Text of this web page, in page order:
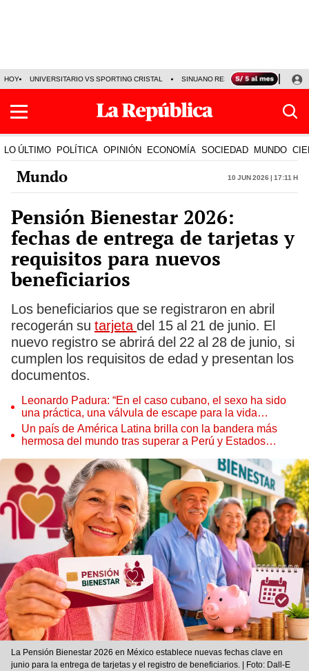
HOY UNIVERSITARIO VS SPORTING CRISTAL SINUANO RESULTADOS HOY
LO ÚLTIMO POLÍTICA OPINIÓN ECONOMÍA SOCIEDAD MUNDO
Mundo 10 Jun 2026 | 17:11 h
Pensión Bienestar 2026:
fechas de entrega de tarjetas y
requisitos para nuevos
beneficiarios
Los beneficiarios que se registraron en abril
recogerán su tarjetadel 15 al 21 de junio. El
nuevo registro se abrirá del 22 al 28 de junio, si
cumplen los requisitos de edad y presentan los
documentos.
Leonardo Padura: “En el caso cubano, el sexo ha sido
una práctica, una válvula de escape para la vida
cotidiana de las personas"
Un país de América Latina brilla con la bandera más
hermosa del mundo tras superar a Perú y Estados
La Pensión Bienestar 2026 en México establece nuevas fechas clave en
junio para la entrega de tarjetas y el registro de beneficiarios. | Foto: Dall-E